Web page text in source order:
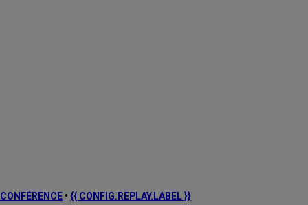
CONFÉRENCE • {{ CONFIG.REPLAY.LABEL }}